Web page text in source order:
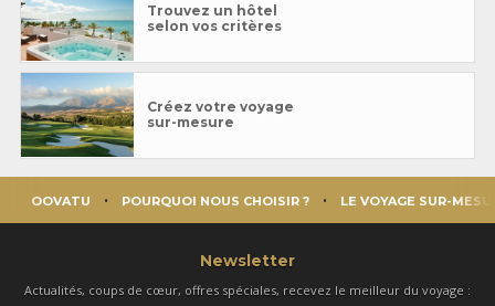
Trouvez un hôtel
selon vos critères
Créez votre voyage
sur-mesure
OOVATU POURQUOI NOUS CHOISIR ? LE VOYAGE SUR-
Newsletter
Actualités, coups de cœur, offres spéciales, recevez le meilleur du voyage :